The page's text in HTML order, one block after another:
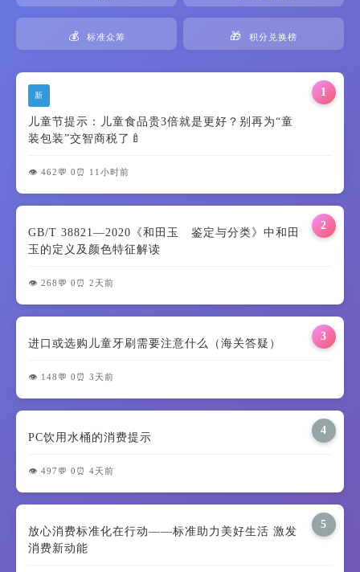
💰 标准众筹 🎁 积分兑换榜
1
新
儿童节提示：儿童食品贵3倍就是更好？别再为“童
装包装”交智商税了🍼
👁️ 462 💬 0 ⏰ 11小时前
2
GB/T 38821—2020《和田玉 鉴定与分类》中和田
玉的定义及颜色特征解读
👁️ 268 💬 0 ⏰ 2天前
3
进口或选购儿童牙刷需要注意什么（海关答疑）
👁️ 148 💬 0 ⏰ 3天前
4
PC饮用水桶的消费提示
👁️ 497 💬 0 ⏰ 4天前
5
放心消费标准化在行动——标准助力美好生活 激发
消费新动能